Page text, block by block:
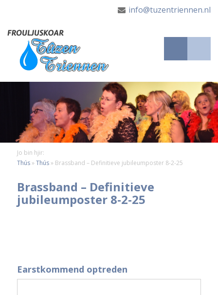
info@tuzentriennen.nl
Jo bin hjir:
Thús» Thús» Brassband – Definitieve jubileumposter 8-2-25
Brassband – Definitieve
jubileumposter 8-2-25
Earstkommend optreden